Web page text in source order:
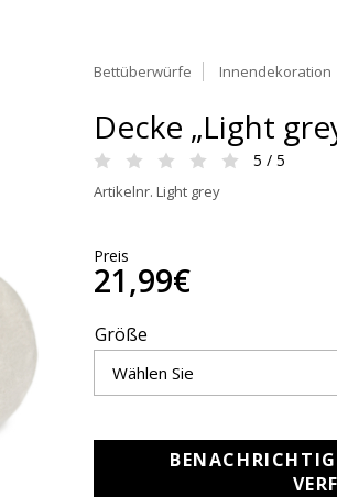
Bettüberwürfe Innendekoration
Decke „Light
5 / 5
Artikelnr. Light grey
Preis
21,99€
Größe